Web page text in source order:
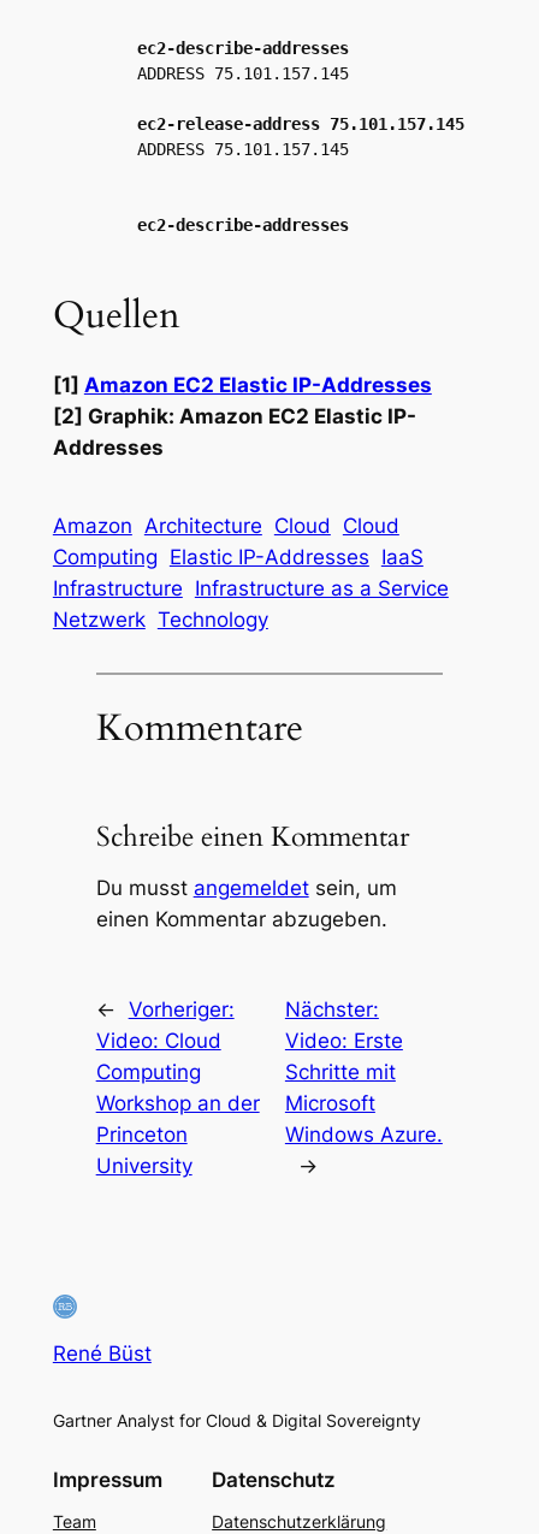
ec2-describe-addresses
ADDRESS 75.101.157.145
ec2-release-address 75.101.157.145
ADDRESS 75.101.157.145
ec2-describe-addresses
Quellen
[1] Amazon EC2 Elastic IP-Addresses
[2] Graphik: Amazon EC2 Elastic IP-
Addresses
Amazon Architecture Cloud
Cloud
Computing Elastic IP-Addresses IaaS
Infrastructure Infrastructure as a Service
Netzwerk Technology
Kommentare
Schreibe einen Kommentar
Du musst angemeldetsein, um
einen Kommentar abzugeben.
← Vorheriger:
Video: Cloud
Computing
Workshop an der
Princeton
University
Nächster:
Video: Erste
Schritte mit
Microsoft
Windows Azure.
→
René Büst
Gartner Analyst for Cloud & Digital Sovereignty
Impressum
Team
Datenschutz
Datenschutzerklärung